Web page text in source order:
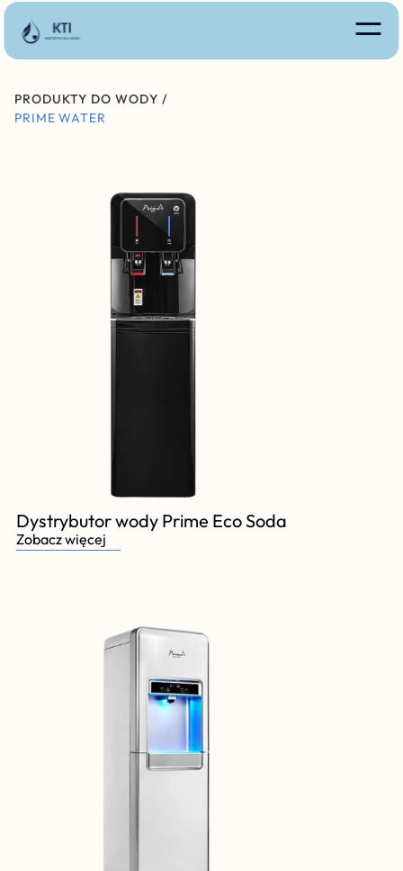
PRODUKTY DO WODY /
PRIME WATER
Dystrybutor wody Prime Eco Soda
Zobacz więcej